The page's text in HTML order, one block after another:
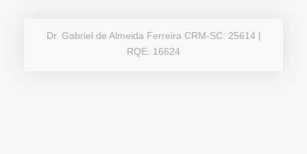
Dr. Gabriel de Almeida Ferreira CRM-SC: 25614 |
RQE: 16624